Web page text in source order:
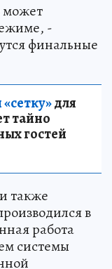
может
-
финальные
для
тайно
гостей
также
в
работа
системы